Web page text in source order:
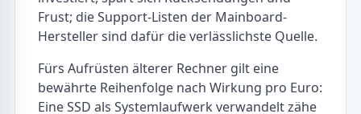
Frust; die Support-Listen der Mainboard-
Hersteller sind dafür die verlässlichste Quelle.
Fürs Aufrüsten älterer Rechner gilt eine
bewährte Reihenfolge nach Wirkung pro Euro:
Eine SSD als Systemlaufwerk verwandelt zähe